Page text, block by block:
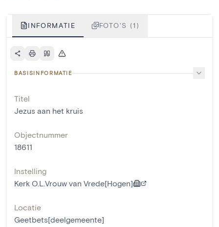
INFORMATIE FOTO'S (1)
BASISINFORMATIE
Titel
Jezus aan het kruis
Objectnummer
18611
Instelling
Kerk O.L.Vrouw van Vrede[Hogen]
Locatie
Geetbets[deelgemeente]